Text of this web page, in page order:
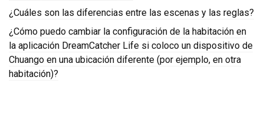
¿Cuáles son las diferencias entre las escenas y las reglas?
¿Cómo puedo cambiar la configuración de la habitación en
la aplicación DreamCatcher Life si coloco un dispositivo de
Chuango en una ubicación diferente (por ejemplo, en otra
habitación)?